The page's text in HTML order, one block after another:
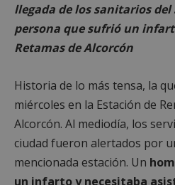
llegada de los sanitarios del
persona que sufrió un
Retamas de Alcorcón
Historia de lo más tensa, la
miércoles en la Estación de
Alcorcón. Al mediodía, los
ciudad fueron alertados por
mencionada estación. Un
un infarto y necesitaba